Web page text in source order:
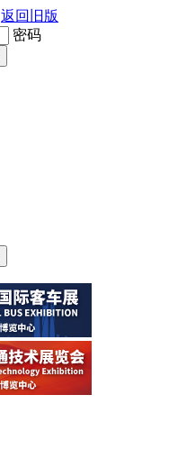
返回旧版
密码